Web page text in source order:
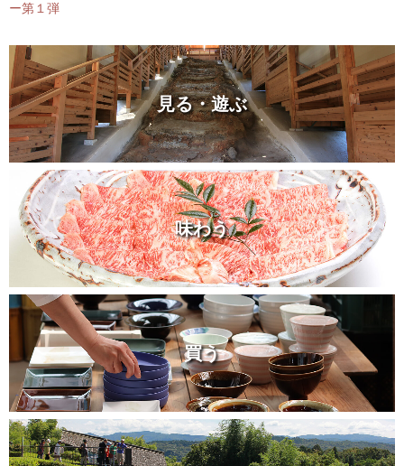
ー第１弾
見る・遊ぶ
味わう
買う